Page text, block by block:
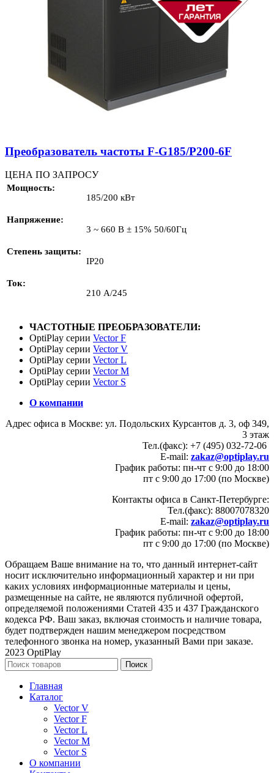
Преобразователь частоты F-G185/P200-6F
ЦЕНА ПО ЗАПРОСУ
Мощность
185/200 кВт
Напряжение
3 ~ 660 В ± 15% 50/60Гц
Степень защиты
IP20
Ток
210 А/245
ЧАСТОТНЫЕ ПРЕОБРАЗОВАТЕЛИ:
OptiPlay серии Vector F
OptiPlay серии Vector V
OptiPlay серии Vector L
OptiPlay серии Vector M
OptiPlay серии Vector S
О компании
Адрес офиса в Москве: ул. Подольских Курсантов д. 3, оф 349,
3 этаж
Тел.(факс): +7 (495) 032-72-06
E-mail: zakaz@optiplay.ru
График работы: пн-чт с 9:00 до 18:00
пт с 9:00 до 17:00 (по Москве)
Контакты офиса в Санкт-Петербурге:
Тел.(факс): 88007078320
E-mail: zakaz@optiplay.ru
График работы: пн-чт с 9:00 до 18:00
пт с 9:00 до 17:00 (по Москве)
Обращаем Ваше внимание на то, что данный интернет-сайт
носит исключительно информационный характер и ни при
каких условиях информационные материалы и цены,
размещенные на сайте, не являются публичной офертой,
определяемой положениями Статей 435 и 437 Гражданского
кодекса РФ. Ваш заказ, включая стоимость и наличие товара,
будет подтвержден нашим менеджером посредством
телефонного звонка на номер, указанный Вами при заказе.
2023 OptiPlay
Поиск
Главная
Каталог
Vector V
Vector F
Vector L
Vector M
Vector S
О компании